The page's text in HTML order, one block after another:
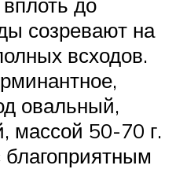
созревают на
всходов.
овальный,
массой 50-70 г.